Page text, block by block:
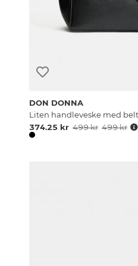
DON DONNA
Liten handleveske med
374.25 kr 499 kr 499 kr